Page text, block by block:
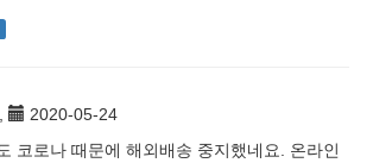
2020-05-24
코로나 때문에 해외배송 중지했네요. 온라인